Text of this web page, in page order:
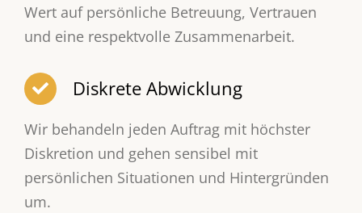
Wert auf persönliche Betreuung, Vertrauen
und eine respektvolle Zusammenarbeit.
Diskrete Abwicklung
Wir behandeln jeden Auftrag mit höchster
Diskretion und gehen sensibel mit
persönlichen Situationen und Hintergründen
um.